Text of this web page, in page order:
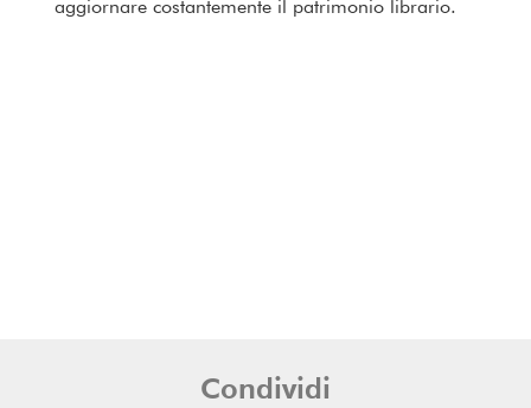
aggiornare costantemente il patrimonio librario.
Condividi